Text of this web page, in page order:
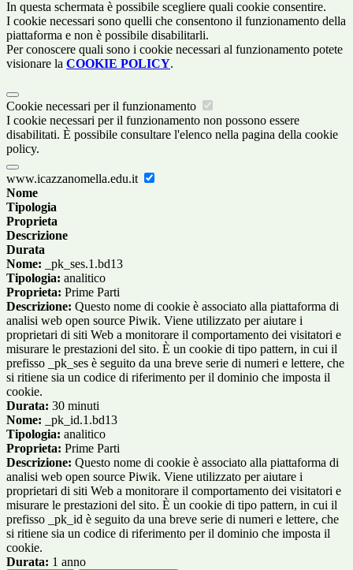
In questa schermata è possibile scegliere quali cookie consentire.
I cookie necessari sono quelli che consentono il funzionamento della
piattaforma e non è possibile disabilitarli.
Per conoscere quali sono i cookie necessari al funzionamento potete
visionare la COOKIE POLICY.
Cookie necessari per il funzionamento
I cookie necessari per il funzionamento non possono essere
disabilitati. È possibile consultare l'elenco nella pagina della cookie
policy.
www.icazzanomella.edu.it
Nome
Tipologia
Proprieta
Descrizione
Durata
Nome: _pk_ses.1.bd13
Tipologia: analitico
Proprieta: Prime Parti
Descrizione: Questo nome di cookie è associato alla piattaforma di
analisi web open source Piwik. Viene utilizzato per aiutare i
proprietari di siti Web a monitorare il comportamento dei visitatori e
misurare le prestazioni del sito. È un cookie di tipo pattern, in cui il
prefisso _pk_ses è seguito da una breve serie di numeri e lettere, che
si ritiene sia un codice di riferimento per il dominio che imposta il
cookie.
Durata: 30 minuti
Nome: _pk_id.1.bd13
Tipologia: analitico
Proprieta: Prime Parti
Descrizione: Questo nome di cookie è associato alla piattaforma di
analisi web open source Piwik. Viene utilizzato per aiutare i
proprietari di siti Web a monitorare il comportamento dei visitatori e
misurare le prestazioni del sito. È un cookie di tipo pattern, in cui il
prefisso _pk_id è seguito da una breve serie di numeri e lettere, che
si ritiene sia un codice di riferimento per il dominio che imposta il
cookie.
Durata: 1 anno